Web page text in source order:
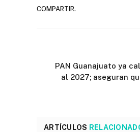
COMPARTIR.
PAN Guanajuato ya
al 2027; aseguran
ARTÍCULOS